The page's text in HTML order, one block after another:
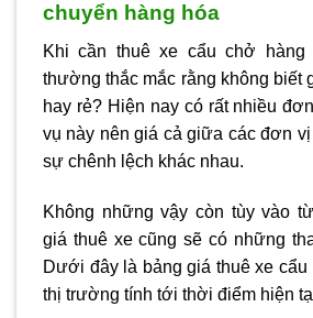
chuyển hàng hóa
Khi cần thuê xe cẩu chở hàng
thường thắc mắc rằng không biết
hay rẻ? Hiện nay có rất nhiều
vụ này nên giá cả giữa các đơn
sự chênh lệch khác nhau.
Không những vậy còn tùy vào
giá thuê xe cũng sẽ có những
Dưới đây là bảng giá thuê xe cẩu
thị trường tính tới thời điểm hiện